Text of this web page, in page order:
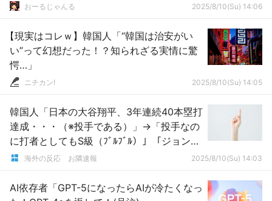
おーるじゃんる 2025/8/10(Su) 14:06
【現実はコレｗ】韓国人「“韓国は治安がい
い”って幻想だった！？知られざる実情に驚
愕…」
ニチカン! 2025/8/10(Su) 14:05
韓国人「日本の大谷翔平、3年連続40本塁打
達成・・・（※投手である）」→「投手なの
に打者としてもS級（ﾌﾞﾙﾌﾞﾙ）」「ジョンフ
とレベルの差がかなり大きいよ（泣）」
しいわ」
海外の反応 お隣速報 2025/8/10(Su) 14:03
AI依存者「GPT-5になったらAIが冷たくなっ